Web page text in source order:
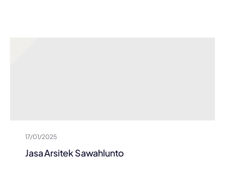
17/01/2025
Jasa Arsitek Sawahlunto